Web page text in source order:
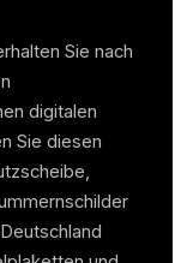
Sie nach
digitalen
Sie diesen